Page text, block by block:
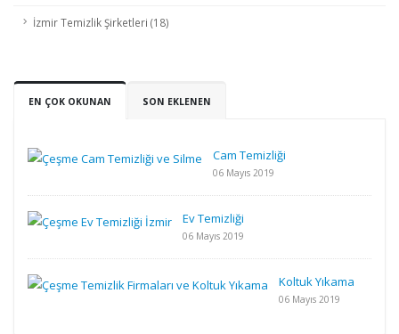
İzmir Temizlik Şirketleri (18)
EN ÇOK OKUNAN SON EKLENEN
Cam Temizliği
06 Mayıs 2019
Ev Temizliği
06 Mayıs 2019
Koltuk Yıkama
06 Mayıs 2019